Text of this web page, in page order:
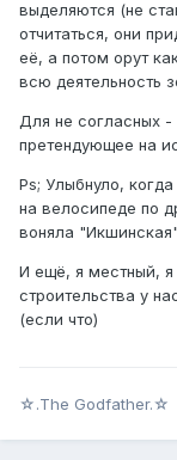
выделяются (не
отчитаться, они
её, а потом орут
всю деятельность
Для не согласных -
претендующее на
Ps; Улыбнуло,
на велосипеде по
воняла
И ещё, я местный, я
строительства у
(если что)
☆.The Godfather.☆